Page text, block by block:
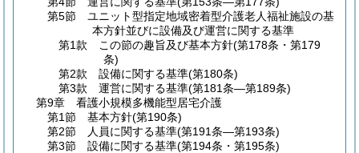
第5節
ユニット型指定地域密着型介護老人福祉施設の基
本方針並びに設備及び運営に関する基準
第1款
この節の趣旨及び基本方針(第178条・第179
条)
第2款
設備に関する基準(第180条)
第3款
運営に関する基準(第181条―第189条)
第9章
看護小規模多機能型居宅介護
第1節
基本方針(第190条)
第2節
人員に関する基準(第191条―第193条)
第3節
設備に関する基準(第194条・第195条)